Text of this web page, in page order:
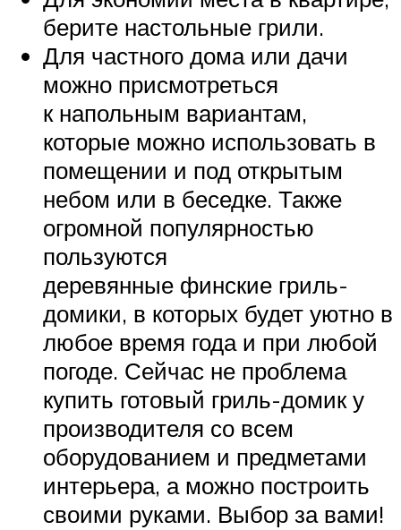
берите настольные грили.
Для частного дома или дачи
можно присмотреться
к напольным вариантам,
которые можно использовать в
помещении и под открытым
небом или в беседке. Также
огромной популярностью
пользуются
деревянные финские гриль-
домики, в которых будет уютно в
любое время года и при любой
погоде. Сейчас не проблема
купить готовый гриль-домик у
производителя со всем
оборудованием и предметами
интерьера, а можно построить
своими руками. Выбор за вами!